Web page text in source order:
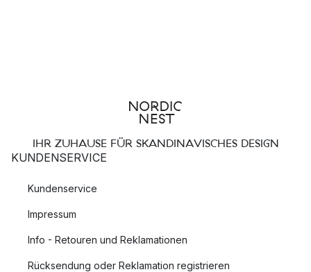
IHR ZUHAUSE FÜR SKANDINAVISCHES DESIGN
KUNDENSERVICE
Kundenservice
Impressum
Info - Retouren und Reklamationen
Rücksendung oder Reklamation registrieren